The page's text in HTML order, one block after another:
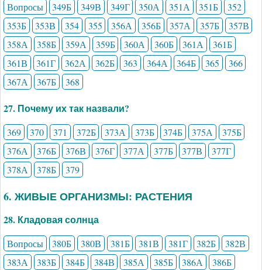
Вопросы 349Б 349В 349Г 350А 351А 351Б
352
353Б
353В 354 355 356А 356Б 357А 357Б
357В
358А
358Б 359А 359Б 360А 360Б 361А
361Б
361В
361Г 362А 362Б 363 364А 364Б 365
366
367А
367Б 368
27. Почему их так назвали?
369 370 371 372Б 373А 373Б 374Б 375А
375Б
376А
376Б 376В 376Г 377А 377Б 377В
377Г
378А
378Б 379
6. ЖИВЫЕ ОРГАНИЗМЫ: РАСТЕНИЯ
28. Кладовая солнца
Вопросы 380Б 380В 381Б 381В 381Г 382Б
382В
383А
383Б 384Б 384В 385А 385Б 386А
386Б